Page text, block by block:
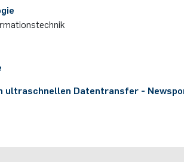
ultraschnellen Datentransfer -